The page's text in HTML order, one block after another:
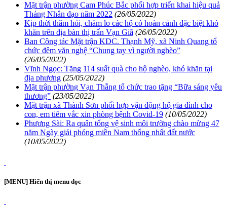
Mặt trận phường Cam Phúc Bắc phối hợp triển khai hiệu quả
Tháng Nhân đạo năm 2022 (26/05/2022)
Kịp thời thăm hỏi, chăm lo các hộ có hoàn cảnh đặc biệt khó
khăn trên địa bàn thị trấn Vạn Giã (26/05/2022)
Ban Công tác Mặt trận KDC. Thạnh Mỹ, xã Ninh Quang tổ
chức đêm văn nghệ “Chung tay vì người nghèo”
(26/05/2022)
Vĩnh Ngọc: Tặng 114 suất quà cho hộ nghèo, khó khăn tại
địa phương (25/05/2022)
Mặt trận phường Vạn Thắng tổ chức trao tặng “Bữa sáng yêu
thương” (23/05/2022)
Mặt trận xã Thành Sơn phối hợp vận động hộ gia đình cho
con, em tiêm vắc xin phòng bệnh Covid-19 (10/05/2022)
Phương Sài: Ra quân tổng vệ sinh môi trường chào mừng 47
năm Ngày giải phóng miền Nam thống nhất đất nước
(10/05/2022)
[MENU] Hiển thị menu dọc